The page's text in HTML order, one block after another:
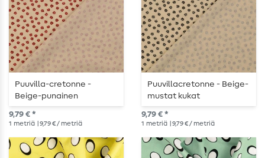
Puuvilla-cretonne -
Beige-punainen
kukkakuosi
9,79 € *
1 metriä | 9,79 € / metriä
Puuvillacretonne - Beige-
mustat kukat
9,79 € *
1 metriä | 9,79 € / metriä